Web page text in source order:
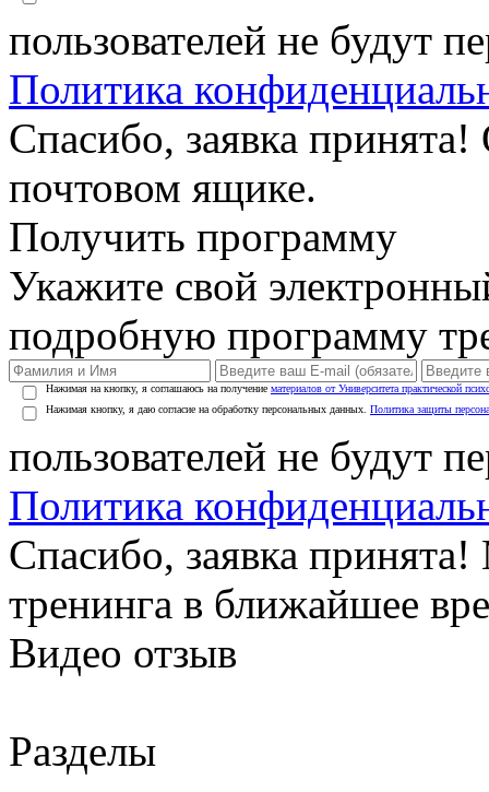
пользователей не будут
Политика
Спасибо, заявка
почтовом ящике.
Получить программу
Укажите свой
подробную программу
Нажимая на кнопку, я соглашаюсь на получение материалов от Университета практической
Нажимая кнопку, я даю согласие на обработку персональных данных. Политика защиты
пользователей не будут
Политика
Спасибо, заявка
тренинга в ближайшее
Видео отзыв
Разделы